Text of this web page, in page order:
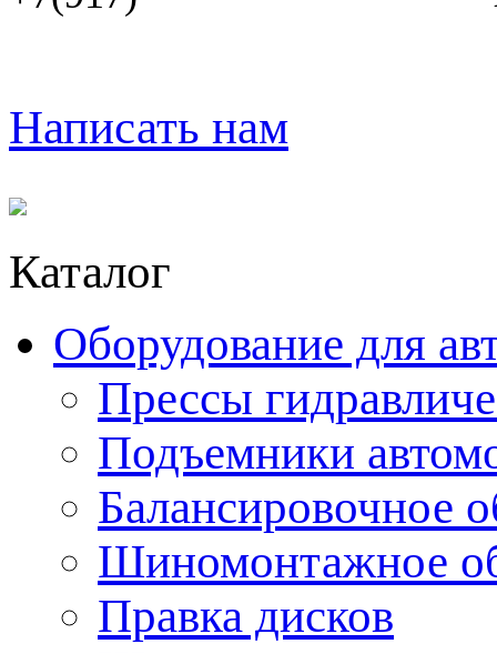
Написать нам
Каталог
Оборудование для
Прессы
Подъемники
Балансировочное
Шиномонтажное
Правка дисков